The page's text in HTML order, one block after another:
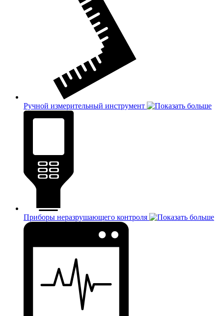
Ручной измерительный инструмент
Приборы неразрушающего контроля